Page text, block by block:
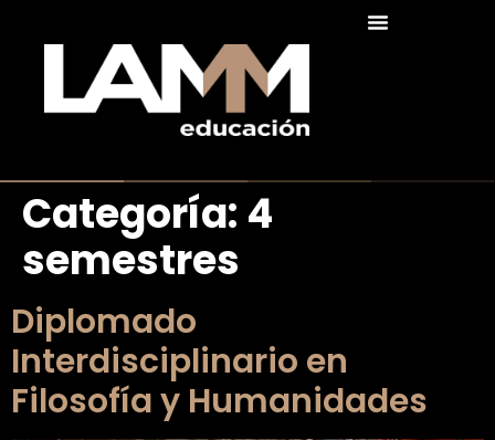
Categoría: 4
semestres
Diplomado
Interdisciplinario en
Filosofía y Humanidades